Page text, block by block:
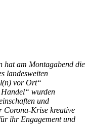
hat am Montagabend die
landesweiten
vor Ort“
wurden
und
Corona-Krise kreative
ihr Engagement und